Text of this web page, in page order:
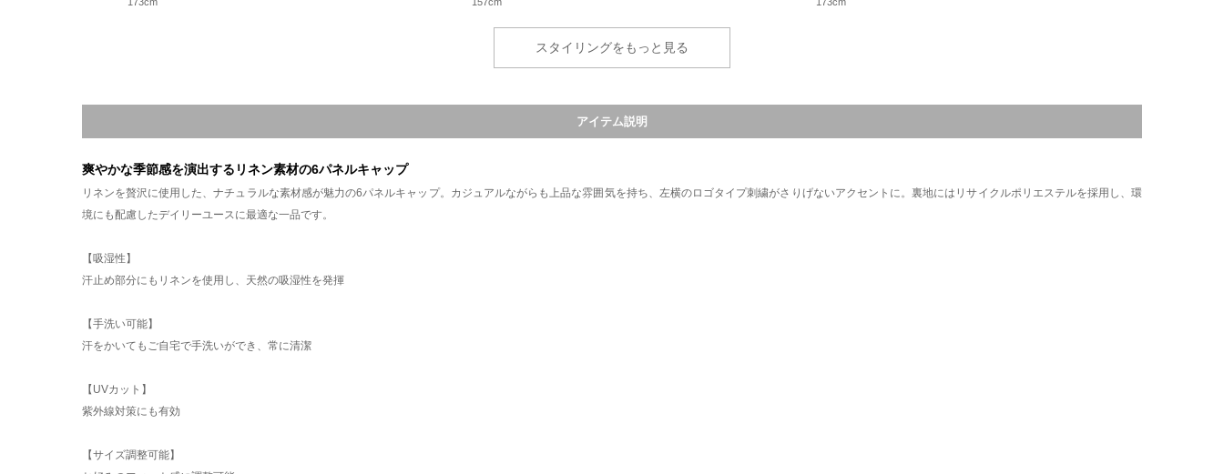
スタイリングをもっと見る
アイテム説明
爽やかな季節感を演出するリネン素材の6パネルキャップ
リネンを贅沢に使用した、ナチュラルな素材感が魅力の6パネルキャップ。カジュアルながらも上品な雰囲気を持ち、左横のロゴタイプ刺繍がさりげないアクセントに。裏地にはリサイクルポリエステルを採用し、環
境にも配慮したデイリーユースに最適な一品です。
【吸湿性】
汗止め部分にもリネンを使用し、天然の吸湿性を発揮
【手洗い可能】
汗をかいてもご自宅で手洗いができ、常に清潔
【UVカット】
紫外線対策にも有効
【サイズ調整可能】